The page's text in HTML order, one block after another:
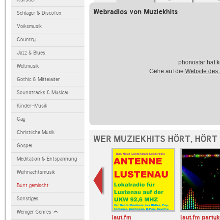
Schlager & Discofox
Volksmusik
Country
Jazz & Blues
Weltmusik
Gothic & Mittelalter
Soundtracks & Musical
Kinder-Musik
Gay
Christliche Musik
Gospel
Meditation & Entspannung
Weihnachtsmusik
Bunt gemischt
Sonstiges
Weniger Genres
Webradios von Muziekhits
phonostar hat
Gehe auf die Website des
WER MUZIEKHITS HÖRT, HÖRT
laut.fm
laut.fm